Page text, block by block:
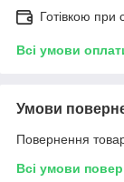
Готівкою при
Всі умови
Умови
Повернення
Всі умови